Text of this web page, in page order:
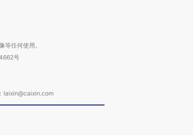
任何使用。
号
laixin@caixin.com